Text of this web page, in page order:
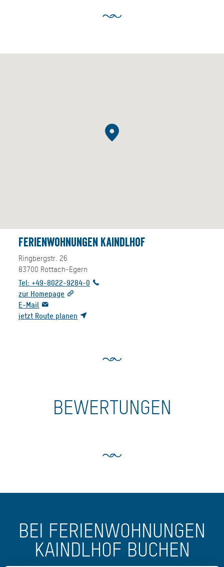
Ferienwohnungen Kaindlhof
Ringbergstr. 26
83700 Rottach-Egern
Tel: +49-8022-9284-0
zur Homepage
E-Mail
jetzt Route planen
BEWERTUNGEN
BEI FERIENWOHNUNGEN
KAINDLHOF BUCHEN